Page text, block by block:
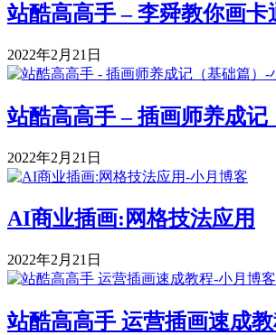
站酷高高手 – 李舜教你画卡
2022年2月21日
站酷高高手 – 插画师养成记
2022年2月21日
AI商业插画:网格技法应用
2022年2月21日
站酷高高手 运营插画速成